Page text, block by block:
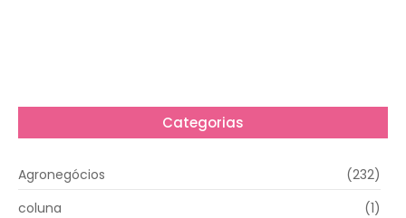
Categorias
Agronegócios
(232)
coluna
(1)